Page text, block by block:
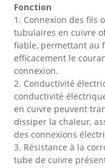
Fonction
1. Connexion des fils
tubulaires en cuivre
fiable, permettant au
efficacement le
connexion.
2. Conductivité
conductivité
en cuivre peuvent
dissiper la chaleur,
des connexions
3. Résistance à la
tube de cuivre